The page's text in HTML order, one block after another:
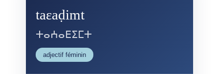
taɛaḍimt
ⵜⴰⵄⴰⴹⵉⵎⵜ
adjectif féminin